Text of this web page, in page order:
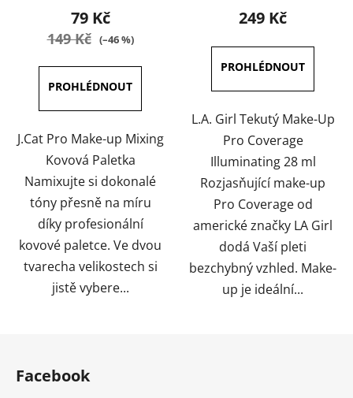
79 Kč
149 Kč (–46 %)
J.Cat Pro Make-up Mixing
Kovová Paletka
Namixujte si dokonalé
tóny přesně na míru
díky profesionální
kovové paletce. Ve dvou
tvarecha velikostech si
jistě vybere...
produktu
3,6
z
5
hvězdiček.
249 Kč
L.A. Girl Tekutý Make-Up
Pro Coverage
Illuminating 28 ml
Rozjasňující make-up
Pro Coverage od
americké značky LA Girl
dodá Vaší pleti
bezchybný vzhled. Make-
up je ideální...
Facebook